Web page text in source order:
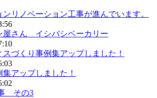
リノベーション工事が進んでいます。
屋さん イシバシベーカリー
づくり事例集アップしました！
アップしました！
その3